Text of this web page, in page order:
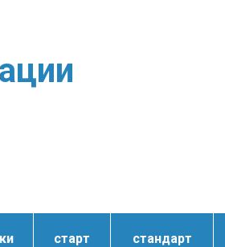
старт стандарт